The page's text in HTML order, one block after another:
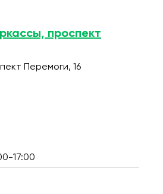
проспект
Перемоги, 16
17:00